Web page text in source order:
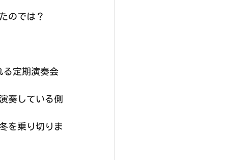
のでは？
る定期演奏会
奏している側
を乗り切りま